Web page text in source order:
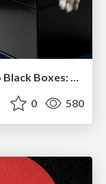
Jamie Indigo - Trashchat’s Guide to Black Boxes: Technical SEO Tactics for LLMs
0 580